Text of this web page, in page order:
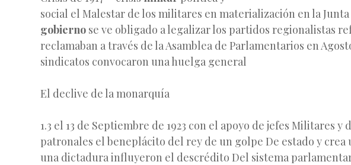
social el Malestar de los militares en materialización en la Junta
gobierno se ve obligado a legalizar los partidos regionalistas
reclamaban a través de la Asamblea de Parlamentarios en
sindicatos convocaron una huelga general
El declive de la monarquía
1.3 el 13 de Septiembre de 1923 con el apoyo de jefes Militares y
patronales el beneplácito del rey de un golpe De estado y crea
una dictadura influyeron el descrédito Del sistema